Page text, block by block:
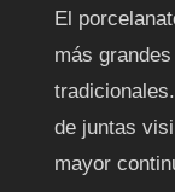
El
más
de juntas
mayor